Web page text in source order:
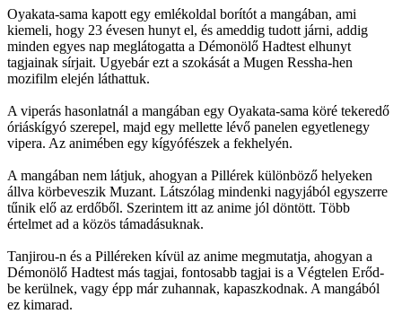
Oyakata-sama kapott egy emlékoldal borítót a mangában, ami
kiemeli, hogy 23 évesen hunyt el, és ameddig tudott járni, addig
minden egyes nap meglátogatta a Démonölő Hadtest elhunyt
tagjainak sírjait. Ugyebár ezt a szokását a Mugen Ressha-hen
mozifilm elején láthattuk.
A viperás hasonlatnál a mangában egy Oyakata-sama köré tekeredő
óriáskígyó szerepel, majd egy mellette lévő panelen egyetlenegy
vipera. Az animében egy kígyófészek a fekhelyén.
A mangában nem látjuk, ahogyan a Pillérek különböző helyeken
állva körbeveszik Muzant. Látszólag mindenki nagyjából egyszerre
tűnik elő az erdőből. Szerintem itt az anime jól döntött. Több
értelmet ad a közös támadásuknak.
Tanjirou-n és a Pilléreken kívül az anime megmutatja, ahogyan a
Démonölő Hadtest más tagjai, fontosabb tagjai is a Végtelen Erőd-
be kerülnek, vagy épp már zuhannak, kapaszkodnak. A mangából
ez kimarad.